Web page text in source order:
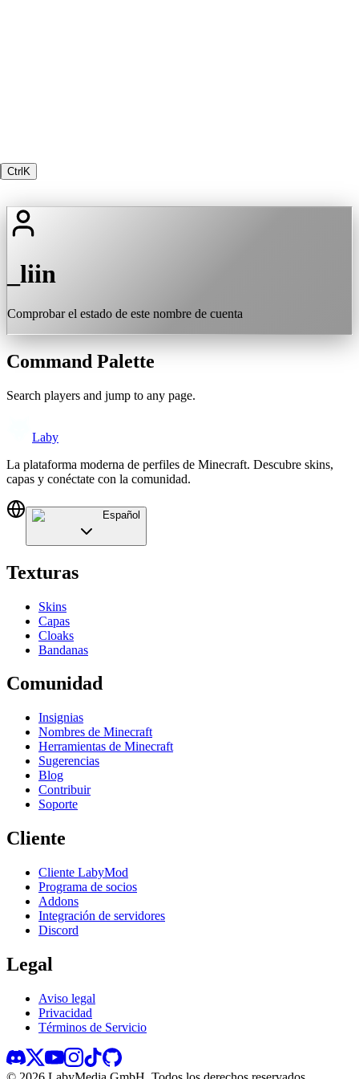
Ctrl K
_liin
Comprobar el estado de este nombre de cuenta
Command Palette
Search players and jump to any page.
Laby
La plataforma moderna de perfiles de Minecraft. Descubre skins,
capas y conéctate con la comunidad.
Español
Texturas
Skins
Capas
Cloaks
Bandanas
Comunidad
Insignias
Nombres de Minecraft
Herramientas de Minecraft
Sugerencias
Blog
Contribuir
Soporte
Cliente
Cliente LabyMod
Programa de socios
Addons
Integración de servidores
Discord
Legal
Aviso legal
Privacidad
Términos de Servicio